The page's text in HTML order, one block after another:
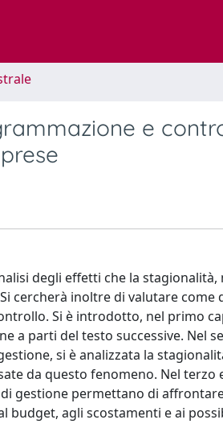
e
degli effetti che la
cercherà inoltre di valutare
Si è introdotto, nel primo
a parti del testo successive. Nel
si è analizzata la
da questo fenomeno. Nel
gestione permettano di
budget, agli scostamenti e ai